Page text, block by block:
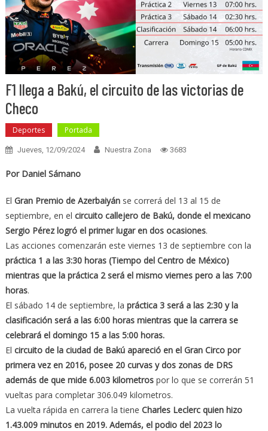
F1 llega a Bakú, el circuito de las victorias de
Checo
Deportes Portada
Jueves, 12/09/2024 Nuestra Zona 3683
Por Daniel Sámano
El Gran Premio de Azerbaiyánse correrá del 13 al 15 de
septiembre, en el circuito callejero de Bakú, donde el mexicano
Sergio Pérez logró el primer lugar en dos ocasiones.
Las acciones comenzarán este viernes 13 de septiembre con la
práctica 1 a las 3:30 horas (Tiempo del Centro de México)
mientras que la práctica 2 será el mismo viernes pero a las 7:00
horas.
El sábado 14 de septiembre, la práctica 3 será a las 2:30 y la
clasificación será a las 6:00 horas mientras que la carrera se
celebrará el domingo 15 a las 5:00 horas.
El circuito de la ciudad de Bakú apareció en el Gran Circo por
primera vez en 2016, posee 20 curvas y dos zonas de DRS
además de que mide 6.003 kilometrospor lo que se correrán 51
vueltas para completar 306.049 kilometros.
La vuelta rápida en carrera la tiene Charles Leclerc quien hizo
1.43.009 minutos en 2019. Además, el podio del 2023 lo